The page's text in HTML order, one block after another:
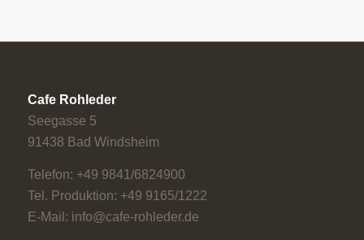
Cafe Rohleder
Seegasse 5
91438 Bad Windsheim
Telefon: +49 9841/6824900
Tel. Produktion: +49 9165/1222
E-Mail: info@cafe-rohleder.de